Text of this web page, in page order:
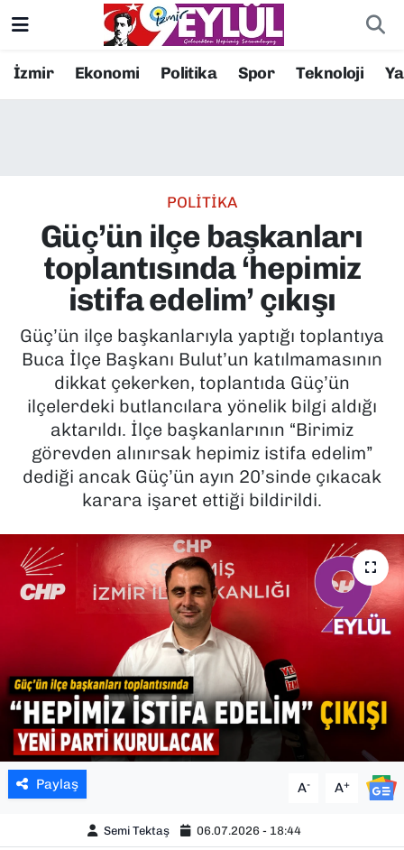
İzmir Ekonomi Politika Spor Teknoloji
POLİTİKA
Güç’ün ilçe başkanları
toplantısında ‘hepimiz
istifa edelim’ çıkışı
Güç’ün ilçe başkanlarıyla yaptığı toplantıya
Buca İlçe Başkanı Bulut’un katılmamasının
dikkat çekerken, toplantıda Güç’ün
ilçelerdeki butlancılara yönelik bilgi aldığı
aktarıldı. İlçe başkanlarının “Birimiz
görevden alınırsak hepimiz istifa edelim”
dediği ancak Güç’ün ayın 20’sinde çıkacak
karara işaret ettiği bildirildi.
Paylaş A- A+
Semi Tektaş 06.07.2026 - 18:44
Resmi İlanlar
EKONOMİ
KÜLTÜR SANAT
MAGAZİN
POLİTİKA
SAĞLIK
SPOR
YAŞAM
YEREL YÖNETİMLER
Konak Nöbetçi Eczaneler
Süper Lig Puan Durumu ve Fikstür
Tüm Manşetler
Son Dakika Haberleri
Haber Arşivi